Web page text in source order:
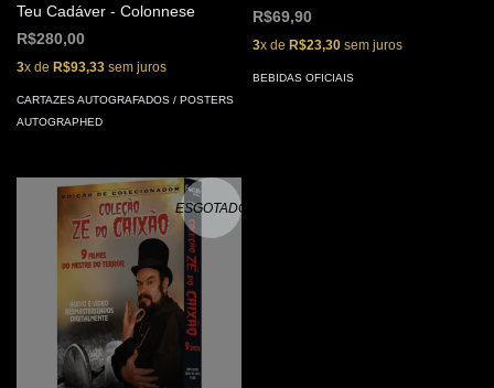
Teu Cadáver - Colonnese
R$280,00
3x de R$93,33 sem juros
CARTAZES AUTOGRAFADOS / POSTERS
AUTOGRAPHED
R$69,90
3x de R$23,30 sem juros
BEBIDAS OFICIAIS
ESGOTADO